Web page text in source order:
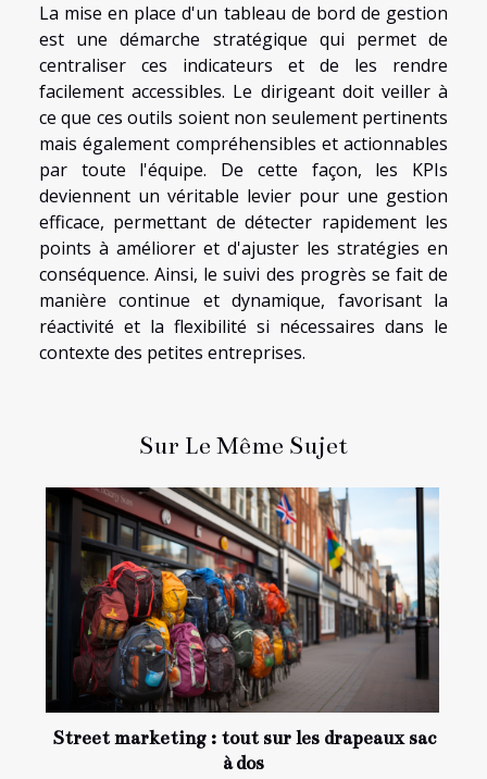
La mise en place d'un tableau de bord de gestion
est une démarche stratégique qui permet de
centraliser ces indicateurs et de les rendre
facilement accessibles. Le dirigeant doit veiller à
ce que ces outils soient non seulement pertinents
mais également compréhensibles et actionnables
par toute l'équipe. De cette façon, les KPIs
deviennent un véritable levier pour une gestion
efficace, permettant de détecter rapidement les
points à améliorer et d'ajuster les stratégies en
conséquence. Ainsi, le suivi des progrès se fait de
manière continue et dynamique, favorisant la
réactivité et la flexibilité si nécessaires dans le
contexte des petites entreprises.
Sur Le Même Sujet
Street marketing : tout sur les drapeaux sac
à dos